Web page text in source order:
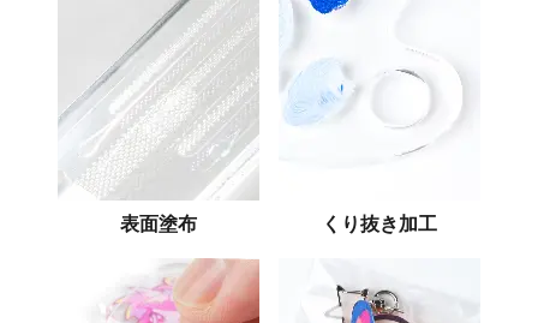
表面塗布 くり抜き加工